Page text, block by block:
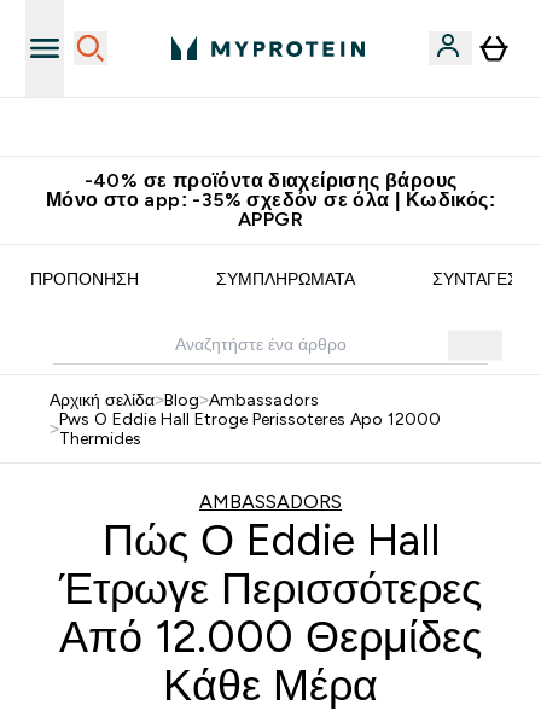
-40% σε προϊόντα διαχείρισης βάρους
Μόνο στο app: -35% σχεδόν σε όλα | Κωδικός:
APPGR
ΠΡΟΠΌΝΗΣΗ ΣΥΜΠΛΗΡΏΜΑΤΑ ΣΥΝΤΑΓΈΣ
Αρχική σελίδα>Blog>Ambassadors
>Pws O Eddie Hall Etroge Perissoteres Apo 12000
Thermides
AMBASSADORS
Πώς Ο Eddie Hall
Έτρωγε Περισσότερες
Από 12.000 Θερμίδες
Κάθε Μέρα